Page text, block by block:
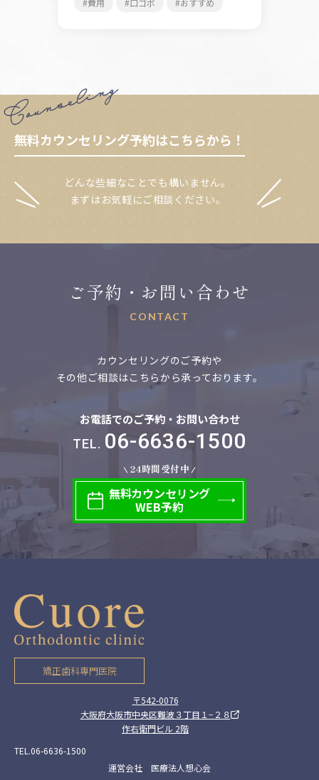
無料カウンセリング予約はこちらから！
どんな些細なことでも構いません。
まずはお気軽にご相談ください。
ご予約・お問い合わせ
CONTACT
カウンセリングのご予約や
その他ご相談はこちらから承っております。
お電話でのご予約・お問い合わせ
TEL. 06-6636-1500
24時間受付中
無料カウンセリング
WEB予約
矯正歯科専門医院
〒542-0076
大阪府大阪市中央区難波３丁目１−２８
作右衛門ビル 2階
TEL.06-6636-1500
運営会社 医療法人想心会